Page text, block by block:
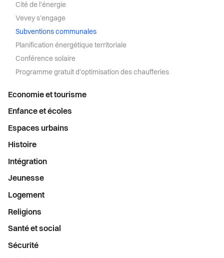
Cité de l'énergie
Vevey s'engage
Subventions communales
Planification énergétique territoriale
Conférence solaire
Programme gratuit d'optimisation des chaufferies
Economie et tourisme
Enfance et écoles
Espaces urbains
Histoire
Intégration
Jeunesse
Logement
Religions
Santé et social
Sécurité